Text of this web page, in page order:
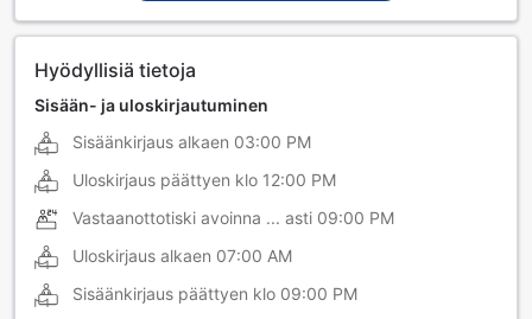
Hyödyllisiä tietoja
Sisään- ja uloskirjautuminen
Sisäänkirjaus alkaen 03:00 PM
Uloskirjaus päättyen klo 12:00 PM
Vastaanottotiski avoinna ... asti 09:00 PM
Uloskirjaus alkaen 07:00 AM
Sisäänkirjaus päättyen klo 09:00 PM